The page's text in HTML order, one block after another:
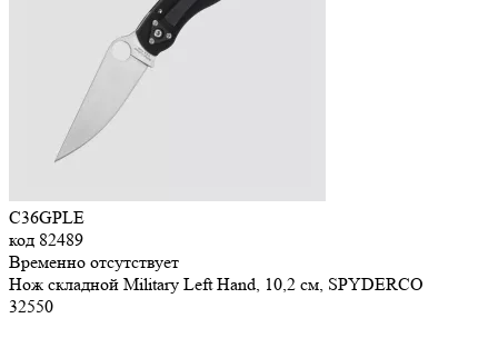
C36GPLE
код 82489
Временно отсутствует
Нож складной Military Left Hand, 10,2 см, SPYDERCO
32550